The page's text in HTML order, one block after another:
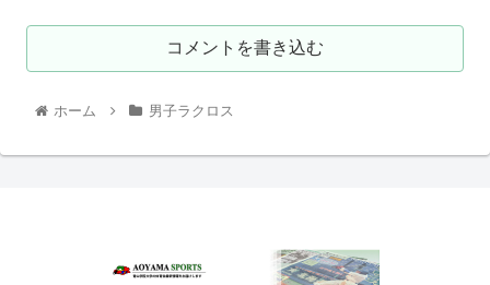
コメントを書き込む
ホーム 男子ラクロス